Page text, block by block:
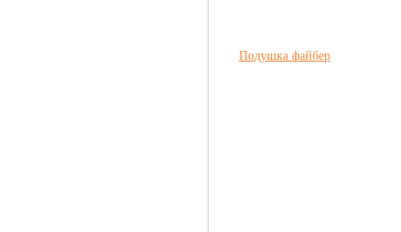
Подушка файбер